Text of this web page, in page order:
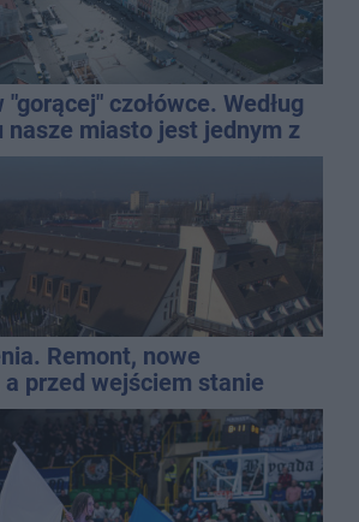
czołówce. Według
nasze miasto jest jednym z
na upały
Remont, nowe
a przed wejściem stanie